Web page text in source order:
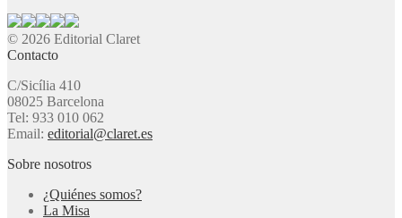
© 2026 Editorial Claret
Contacto
C/Sicília 410
08025 Barcelona
Tel: 933 010 062
Email: editorial@claret.es
Sobre nosotros
¿Quiénes somos?
La Misa